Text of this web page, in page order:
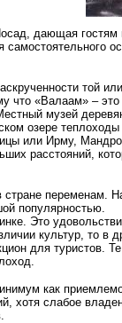
дающая
той
что «Валаам» –
музей
озере
или Ирму,
расстояний,
стране переменам.
популярностью.
Это
культур, то в
для туристов.
как
хотя слабое